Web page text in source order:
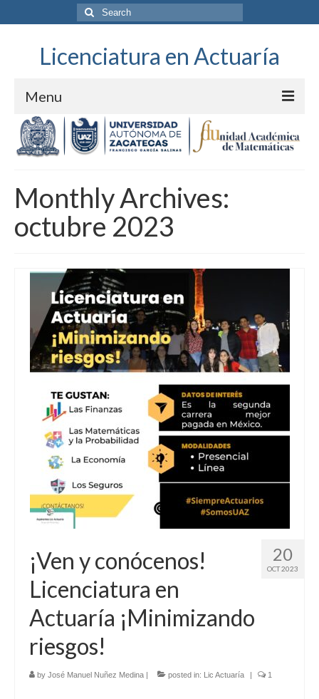
Search
for:
Licenciatura en Actuaría
Menu
Unidad Académica
Monthly Archives:
octubre 2023
20
OCT 2023
¡Ven y conócenos!
Licenciatura en
Actuaría ¡Minimizando
riesgos!
by José Manuel Nuñez Medina | posted in: Lic Actuaría | 1